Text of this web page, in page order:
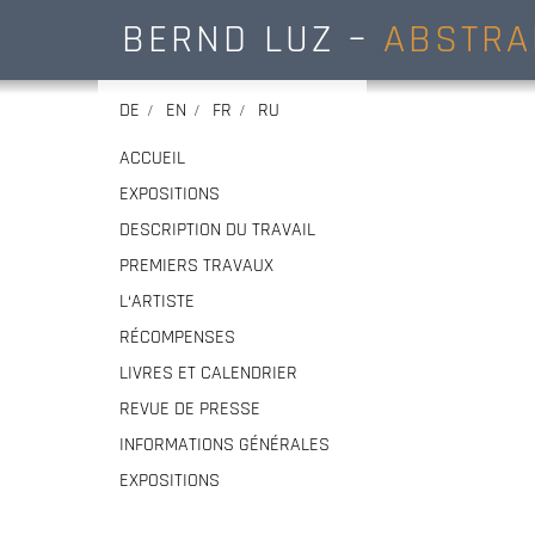
BERND LUZ –
DE EN FR
RU
ACCUEIL
EXPOSITIONS
DESCRIPTION DU TRAVAIL
PREMIERS TRAVAUX
L‘ARTISTE
RÉCOMPENSES
LIVRES ET CALENDRIER
REVUE DE PRESSE
INFORMATIONS GÉNÉRALES
EXPOSITIONS